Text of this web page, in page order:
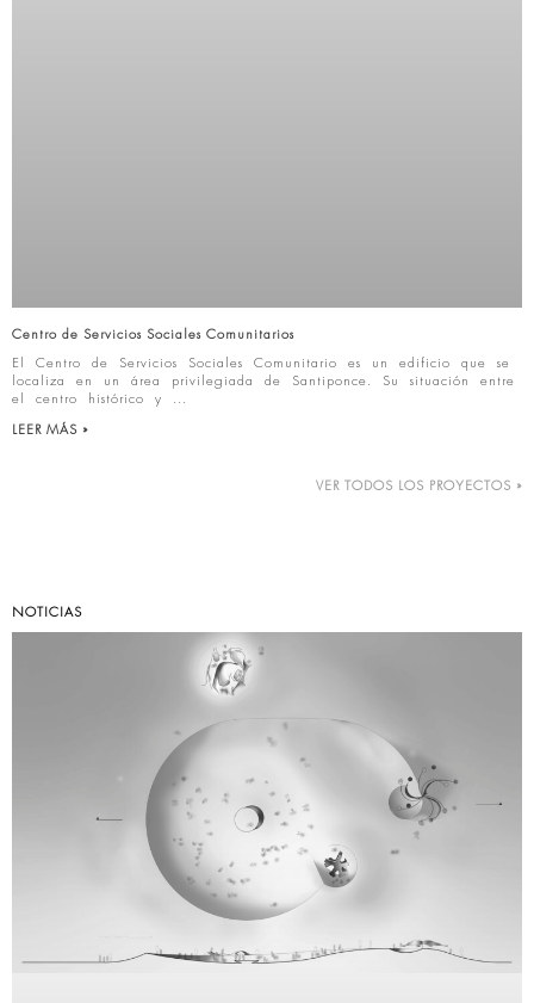
Centro de Servicios Sociales Comunitarios
El Centro de Servicios Sociales Comunitario es un edificio que se
localiza en un área privilegiada de Santiponce. Su situación entre
el centro histórico y
LEER MÁS »
VER TODOS LOS PROYECTOS »
NOTICIAS